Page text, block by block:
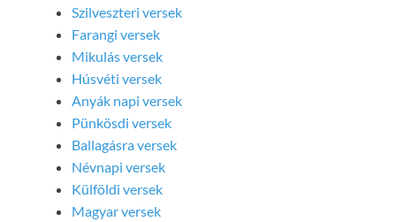
Szilveszteri versek
Farangi versek
Mikulás versek
Húsvéti versek
Anyák napi versek
Pünkösdi versek
Ballagásra versek
Névnapi versek
Külföldi versek
Magyar versek